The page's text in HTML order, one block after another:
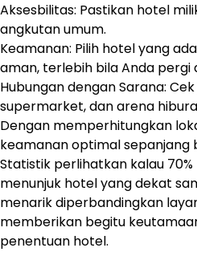
Aksesbilitas: Pastikan hotel
angkutan umum.
Keamanan: Pilih hotel yang
aman, terlebih bila Anda pergi
Hubungan dengan Sarana:
supermarket, dan arena
Dengan memperhitungkan
keamanan optimal
Statistik perlihatkan kalau
menunjuk hotel yang dekat
menarik diperbandingkan
memberikan begitu
penentuan hotel.